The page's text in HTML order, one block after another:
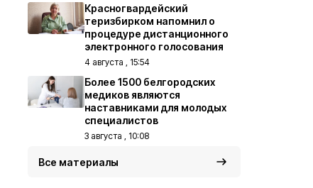
Красногвардейский
теризбирком напомнил о
процедуре дистанционного
электронного голосования
4 августа , 15:54
Более 1500 белгородских
медиков являются
наставниками для молодых
специалистов
3 августа , 10:08
Все материалы